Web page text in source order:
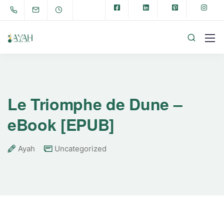
Le Triomphe de Dune –
eBook [EPUB]
Ayah Uncategorized